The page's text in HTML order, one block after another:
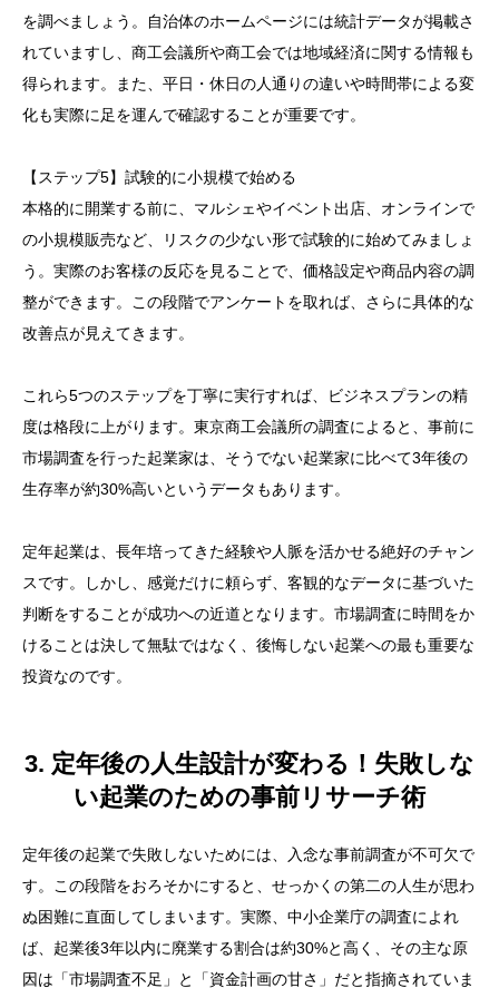
を調べましょう。自治体のホームページには統計データが掲載さ
れていますし、商工会議所や商工会では地域経済に関する情報も
得られます。また、平日・休日の人通りの違いや時間帯による変
化も実際に足を運んで確認することが重要です。
【ステップ5】試験的に小規模で始める
本格的に開業する前に、マルシェやイベント出店、オンラインで
の小規模販売など、リスクの少ない形で試験的に始めてみましょ
う。実際のお客様の反応を見ることで、価格設定や商品内容の調
整ができます。この段階でアンケートを取れば、さらに具体的な
改善点が見えてきます。
これら5つのステップを丁寧に実行すれば、ビジネスプランの精
度は格段に上がります。東京商工会議所の調査によると、事前に
市場調査を行った起業家は、そうでない起業家に比べて3年後の
生存率が約30%高いというデータもあります。
定年起業は、長年培ってきた経験や人脈を活かせる絶好のチャン
スです。しかし、感覚だけに頼らず、客観的なデータに基づいた
判断をすることが成功への近道となります。市場調査に時間をか
けることは決して無駄ではなく、後悔しない起業への最も重要な
投資なのです。
3. 定年後の人生設計が変わる！失敗しな
い起業のための事前リサーチ術
定年後の起業で失敗しないためには、入念な事前調査が不可欠で
す。この段階をおろそかにすると、せっかくの第二の人生が思わ
ぬ困難に直面してしまいます。実際、中小企業庁の調査によれ
ば、起業後3年以内に廃業する割合は約30%と高く、その主な原
因は「市場調査不足」と「資金計画の甘さ」だと指摘されていま